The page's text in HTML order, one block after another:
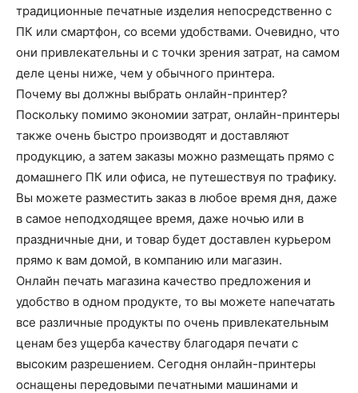
традиционные печатные изделия непосредственно с
ПК или смартфон, со всеми удобствами. Очевидно, что
они привлекательны и с точки зрения затрат, на самом
деле цены ниже, чем у обычного принтера.
Почему вы должны выбрать онлайн-принтер?
Поскольку помимо экономии затрат, онлайн-принтеры
также очень быстро производят и доставляют
продукцию, а затем заказы можно размещать прямо с
домашнего ПК или офиса, не путешествуя по трафику.
Вы можете разместить заказ в любое время дня, даже
в самое неподходящее время, даже ночью или в
праздничные дни, и товар будет доставлен курьером
прямо к вам домой, в компанию или магазин.
Онлайн печать магазина качество предложения и
удобство в одном продукте, то вы можете напечатать
все различные продукты по очень привлекательным
ценам без ущерба качеству благодаря печати с
высоким разрешением. Сегодня онлайн-принтеры
оснащены передовыми печатными машинами и